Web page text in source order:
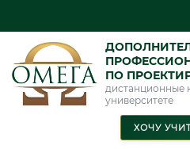
ПО
дистанционные
университете
ХОЧУ